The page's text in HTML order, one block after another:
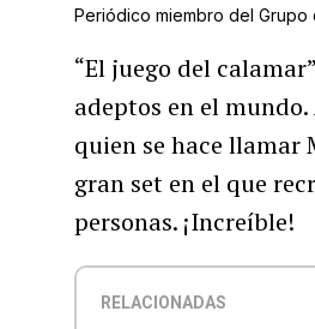
Periódico miembro del Grupo
“El juego del
adeptos en el
quien se hace llamar
gran set en el que
personas. ¡Increíble!
RELACIONADAS